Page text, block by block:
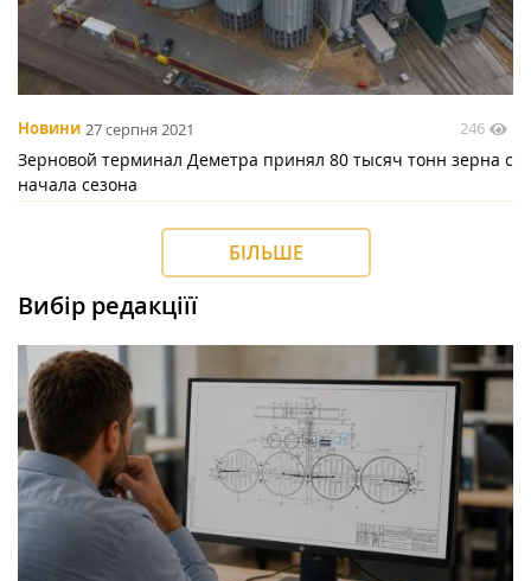
Новини 27 серпня 2021 246
Зерновой терминал Деметра принял 80 тысяч тонн зерна с
начала сезона
БІЛЬШЕ
Вибір редакціїї